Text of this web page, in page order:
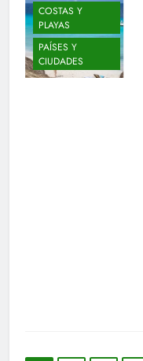
COSTAS Y
PLAYAS
PAÍSES Y
CIUDADES